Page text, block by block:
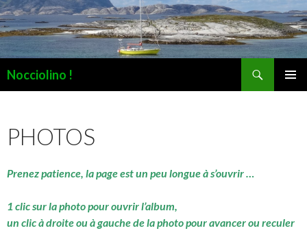
Nocciolino !
PHOTOS
Prenez patience, la page est un peu longue à s’ouvrir …
1 clic sur la photo pour ouvrir l’album,
un clic à droite ou à gauche de la photo pour avancer ou reculer